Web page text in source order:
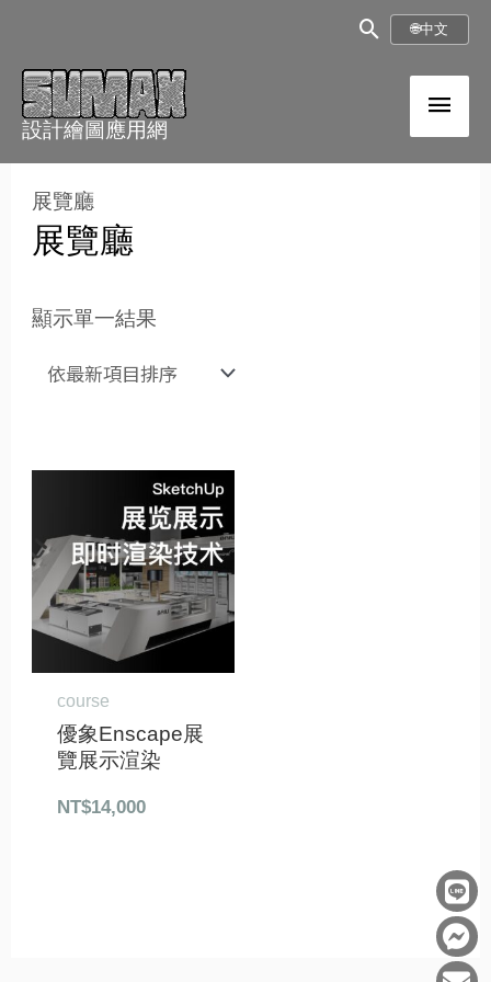
搜
🌐中文
設計繪圖應用網
主
選
L
i
n
e
F
a
c
e
E
n
v
e
展覽廳
展覽廳
顯示單一結果
course
優象Enscape展
覽展示渲染
NT$14,000